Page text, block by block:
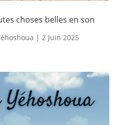
choses belles en son
| 2 Juin 2025